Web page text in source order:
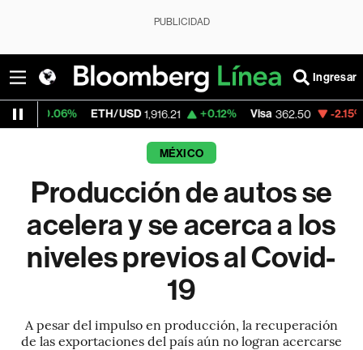
PUBLICIDAD
Ingresar
ETH/USD 1,916.21 +0.12% Visa 362.50 -2.15%
MÉXICO
Producción de autos se
acelera y se acerca a los
niveles previos al Covid-
19
A pesar del impulso en producción, la recuperación
de las exportaciones del país aún no logran acercarse